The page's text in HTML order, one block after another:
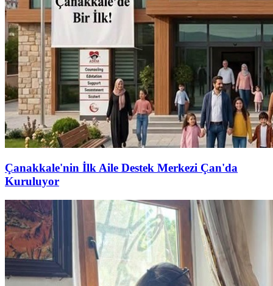
Çanakkale'nin İlk Aile Destek Merkezi Çan'da
Kuruluyor